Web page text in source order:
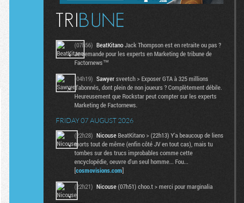
(07h56) BeatKitanoJack Thompson est en retraite ou pas ?
Je demande pour les experts en Marketing de tribune de
Factornews™
(04h19) Sawyersveetch > Exposer GTA à 325 millions
d'abonnés, dont plein de non joueurs ? Complètement débile.
Heureusement que Rockstar peut compter sur les experts
Marketing de Factornews.
FRIDAY 07 AUGUST 2026
(22h28) Nicouse BeatKitano > (22h13) Y'a beaucoup de liens
morts tout de même (enfin côté JV en tout cas), mais tu
tombes sur des trucs improbables comme cette
encyclopédie, oeuvre d'un seul homme... Fou...
[cosmovisions.com]
(22h21) Nicouse(07h51) choo.t > merci pour marginalia